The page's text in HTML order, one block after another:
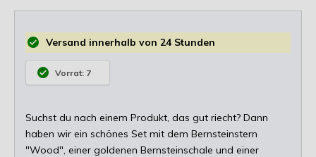
Versand innerhalb von 24 Stunden
Vorrat: 7
Suchst du nach einem Produkt, das gut riecht? Dann
haben wir ein schönes Set mit dem Bernsteinstern
"Wood", einer goldenen Bernsteinschale und einer